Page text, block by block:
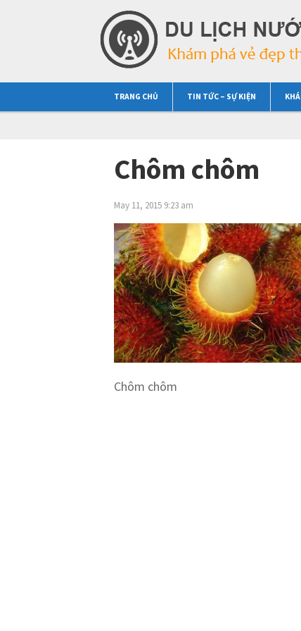
TRANG CHỦ TIN TỨC – SỰ KIỆN
Chôm chôm
May 11, 2015 9:23 am
Chôm chôm